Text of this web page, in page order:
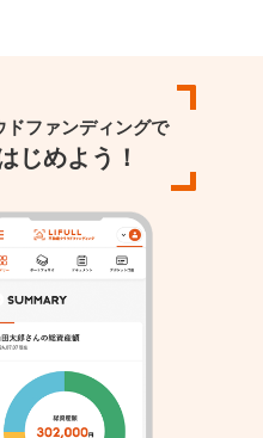
ファンディングで
じめよう！